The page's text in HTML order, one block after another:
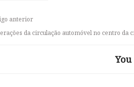
anterior
da circulação automóvel no centro da